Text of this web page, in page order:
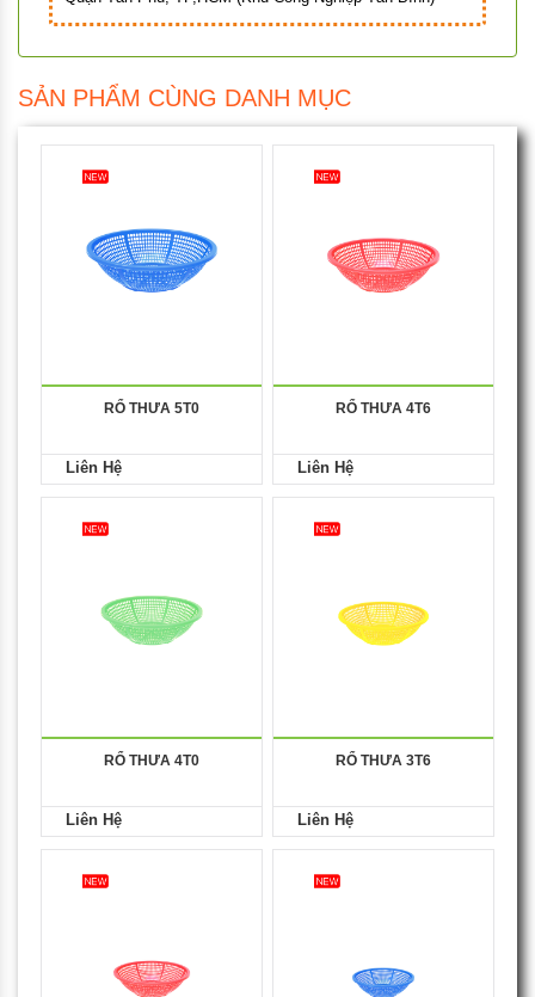
SẢN PHẨM CÙNG DANH MỤC
RỔ THƯA 5T0
Liên Hệ
RỔ THƯA 4T6
Liên Hệ
RỔ THƯA 4T0
Liên Hệ
RỔ THƯA 3T6
Liên Hệ